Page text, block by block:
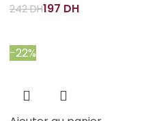
242DH197 DH
-22%